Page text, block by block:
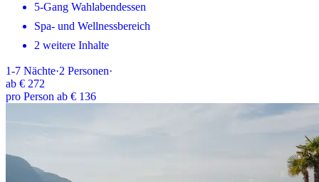
5-Gang Wahlabendessen
Spa- und Wellnessbereich
2 weitere Inhalte
1-7 Nächte·2 Personen·
ab € 272
pro Person ab € 136